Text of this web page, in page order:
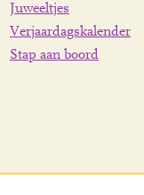
Juweeltjes
Verjaardagskalender
Stap aan boord